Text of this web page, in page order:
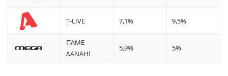
T-LIVE 7,1% 9,5%
ΠΑΜΕ
ΔΑΝΑΗ!
5,9% 5%